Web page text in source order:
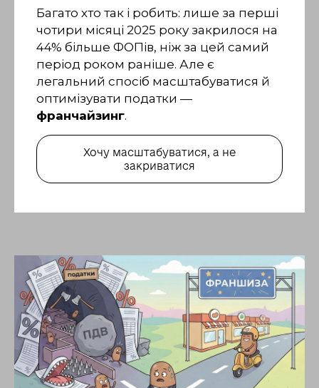
Багато хто так і робить: лише за перші
чотири місяці 2025 року закрилося на
44% більше ФОПів, ніж за цей самий
період роком раніше. Але є
легальний спосіб масштабуватися й
оптимізувати податки —
франчайзинг.
Хочу масштабуватися, а не
закриватися